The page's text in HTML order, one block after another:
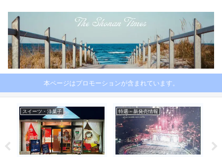
本ページはプロモーションが含まれています。
商品レビュー その他エリア